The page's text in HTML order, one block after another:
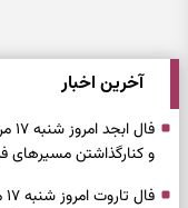
آخرین اخبار
و کنارگذاشتن مسیرهای